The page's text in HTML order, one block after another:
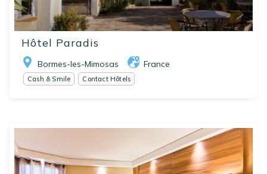
Hôtel Paradis
Bormes-les-Mimosas France
Cash & Smile Contact Hôtels